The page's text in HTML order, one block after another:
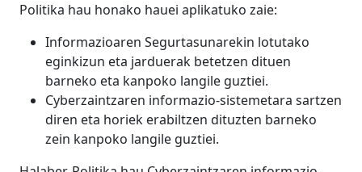
Politika hau honako hauei aplikatuko zaie:
Informazioaren Segurtasunarekin lotutako
eginkizun eta jarduerak betetzen dituen
barneko eta kanpoko langile guztiei.
Cyberzaintzaren informazio-sistemetara sartzen
diren eta horiek erabiltzen dituzten barneko
zein kanpoko langile guztiei.